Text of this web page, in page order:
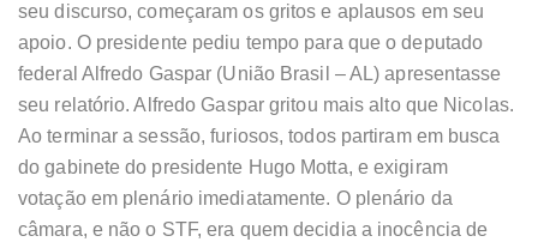
seu discurso, começaram os gritos e aplausos em seu
apoio. O presidente pediu tempo para que o deputado
federal Alfredo Gaspar (União Brasil – AL) apresentasse
seu relatório. Alfredo Gaspar gritou mais alto que Nicolas.
Ao terminar a sessão, furiosos, todos partiram em busca
do gabinete do presidente Hugo Motta, e exigiram
votação em plenário imediatamente. O plenário da
câmara, e não o STF, era quem decidia a inocência de